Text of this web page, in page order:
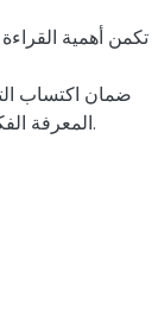
تكمن أهمية
ضمان اكتساب
المعرفة الفكرية و المنهجية بما يسهل عمليات التعلم و التحضير للحياة العلمية.